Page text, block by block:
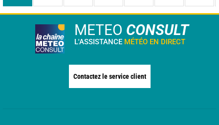
METEO CONSULT
L'ASSISTANCE MÉTÉO EN DIRECT
Contactez le service client